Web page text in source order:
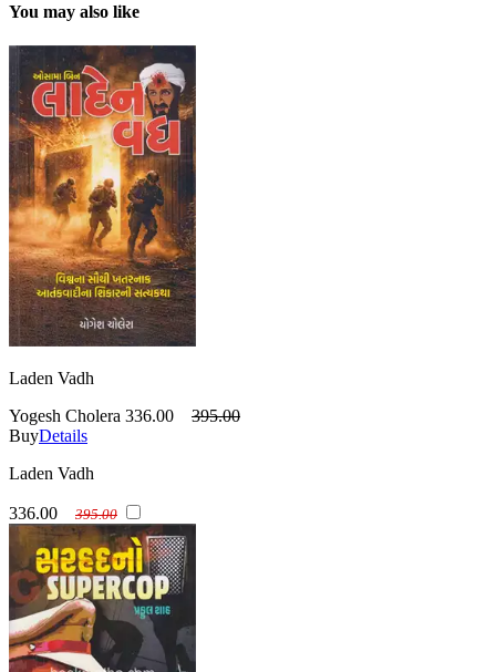
You may also like
Laden Vadh
Yogesh Cholera 336.00
395.00
BuyDetails
Laden Vadh
336.00 395.00